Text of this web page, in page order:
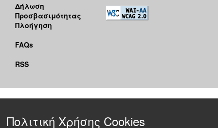
Δήλωση
Προσβασιμότητας
Πλοήγηση
FAQs
RSS
Πολιτική Χρήσης Cookies